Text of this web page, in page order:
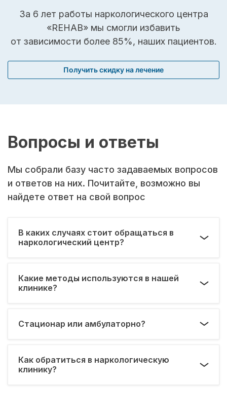
За 6 лет работы наркологического центра
«REHAB» мы смогли избавить
от зависимости более 85%, наших пациентов.
Получить скидку на лечение
Вопросы и ответы
Мы собрали базу часто задаваемых вопросов
и ответов на них. Почитайте, возможно вы
найдете ответ на свой вопрос
В каких случаях стоит обращаться в
наркологический центр?
Какие методы используются в нашей
клинике?
Стационар или амбулаторно?
Как обратиться в наркологическую
клинику?